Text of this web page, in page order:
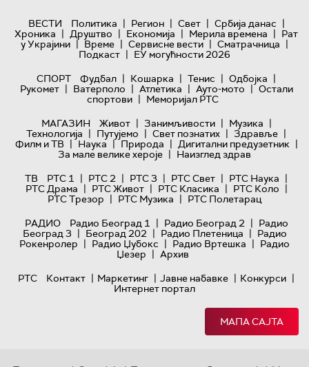
ВЕСТИ Политика | Регион | Свет | Србија данас |
Хроника | Друштво | Економија | Мерила времена | Рат
у Украјини | Време | Сервисне вести | Сматрачница |
Подкаст | ЕУ могућности 2026
СПОРТ
Фудбал | Кошарка | Тенис | Одбојка |
Рукомет | Ватерполо | Атлетика | Ауто-мото | Остали
спортови | Меморијал РТС
МАГАЗИН
Живот | Занимљивости | Музика |
Технологијa | Путујемо | Свет познатих | Здравље |
Филм и ТВ | Наука | Природа | Дигитални предузетник |
За мале велике хероје | Наизглед здрав
ТВ
РТС 1 | РТС 2 | РТС 3 | РТС Свет | РТС Наука |
РТС Драма | РТС Живот | РТС Класика | РТС Коло |
РТС Трезор | РТС Музика | РТС Полетарац
РАДИО
Радио Београд 1 | Радио Београд 2 | Радио
Београд 3 | Београд 202 | Радио Плетеница | Радио
Рокенролер | Радио Џубокс | Радио Вртешка | Радио
Џезер | Архив
РТС
Контакт | Маркетинг | Јавне набавке | Конкурси |
Интернет портал
МАПА САЈТА